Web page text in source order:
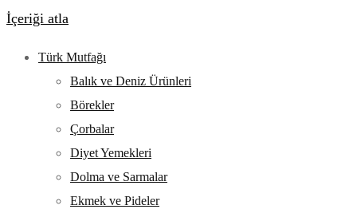
İçeriği atla
Türk Mutfağı
Balık ve Deniz Ürünleri
Börekler
Çorbalar
Diyet Yemekleri
Dolma ve Sarmalar
Ekmek ve Pideler